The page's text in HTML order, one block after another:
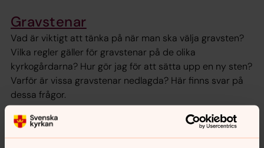
Gravstenar
Vad är viktigt att tänka på när man ska välja gravsten?
Vilka regler gäller för gravstenar på de olika
kyrkogårdarna? Hur gör jag för att sätta upp en ny sten?
Varför är vissa gravstenar nedlagda? Här finns svar på
dessa frågor.
Våra kyrkogårdar